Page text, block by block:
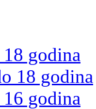
godina
18 godina
godina